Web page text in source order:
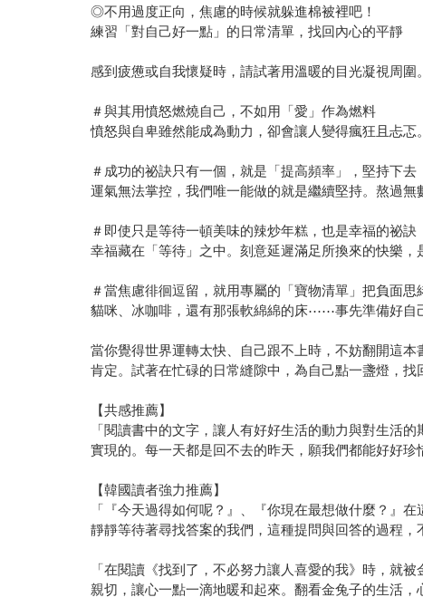
◎不用過度正向，焦慮的時候就躲進棉被裡吧！
練習「對自己好一點」的日常清單，找回內心的平靜
感到疲憊或自我懷疑時，請試著用溫暖的目光凝視周
＃與其用憤怒燃燒自己，不如用「愛」作為燃料
憤怒與自卑雖然能成為動力，卻會讓人變得瘋狂且忐
＃成功的祕訣只有一個，就是「提高頻率」，堅持下去
運氣無法掌控，我們唯一能做的就是繼續堅持。熬過
＃即使只是等待一頓美味的辣炒年糕，也是幸福的祕訣
幸福藏在「等待」之中。刻意延遲滿足所換來的快樂，
＃當焦慮徘徊逗留，就用專屬的「寶物清單」把負面思
貓咪、冰咖啡，還有那張軟綿綿的床⋯⋯事先準備好自
當你覺得世界運轉太快、自己跟不上時，不妨翻開這
肯定。試著在忙碌的日常縫隙中，為自己點一盞燈，
【共感推薦】
「閱讀書中的文字，讓人有好好生活的動力與對生活
實現的。每一天都是回不去的昨天，願我們都能好好
【韓國讀者強力推薦】
「『今天過得如何呢？』、『你現在最想做什麼？』
靜靜等待著尋找答案的我們，這種提問與回答的過程
「在閱讀《找到了，不必努力讓人喜愛的我》時，就
親切，讓心一點一滴地暖和起來。翻看金兔子的生活